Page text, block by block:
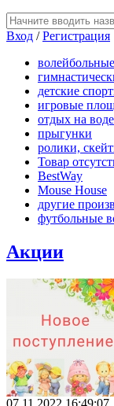
Вход /Регистрация
детские
игровые
отдых на воде
прыгунки
ролики,
Товар
BestWay
Mouse House
другие
футбольные
Акции
07.11.2022 16:49:07